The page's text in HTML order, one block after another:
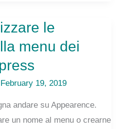
le
menu dei
19, 2019
andare su Appearence.
un nome al menu o crearne